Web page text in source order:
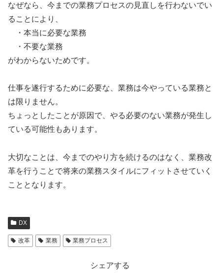
なぜなら、今までの業務プロセスの見直しを行わないでい
ることにより、
・本当に必要な業務
・不要な業務
がわからないためです。
仕事を遂行するために必要な、業務は今やっている業務と
は限りません。
ちょっとしたことが原因で、やる必要のない業務が発生し
ている可能性もあります。
大切なことは、今までのやり方を続けるのはなく、業務改
革を行うことで将来の業務スタイルにフィットさせていく
こととなります。
DX
改革 業務 業務プロセス
シェアする